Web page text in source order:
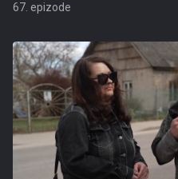
67. epizode